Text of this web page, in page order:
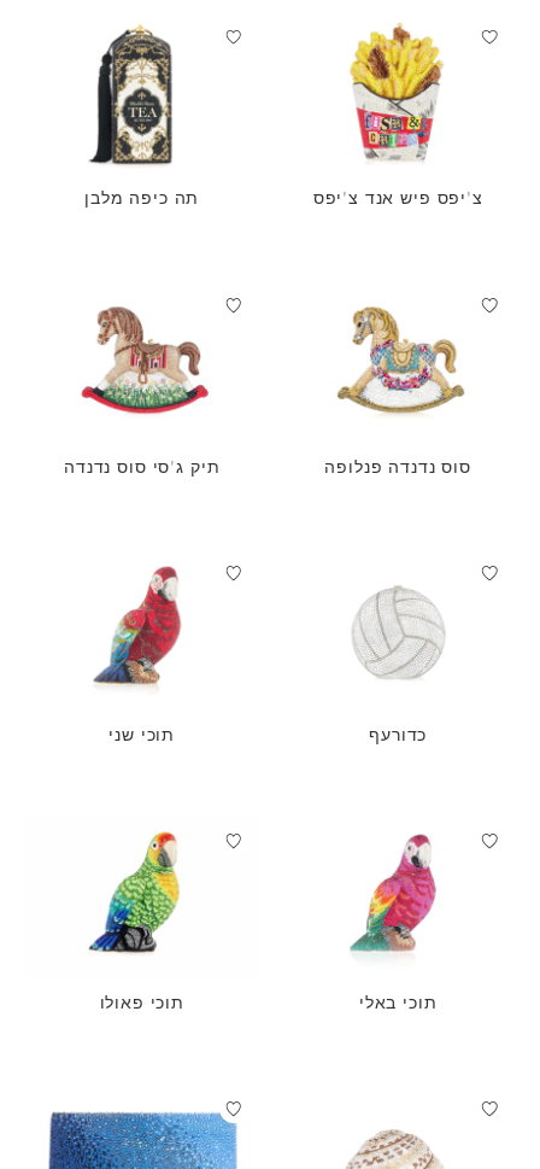
צ'יפס פיש אנד צ'יפס תה כיפה מלבן
סוס נדנדה פנלופה תיק ג'סי סוס נדנדה
כדורעף תוכי שני
תוכי באלי תוכי פאולו